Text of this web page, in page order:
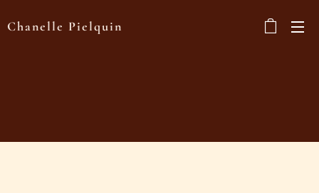
Chanelle Pielquin